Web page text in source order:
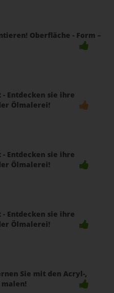
Oberfläche - Form –
Entdecken sie ihre
Ölmalerei!
Entdecken sie ihre
Ölmalerei!
Entdecken sie ihre
Ölmalerei!
Sie mit den Acryl-,